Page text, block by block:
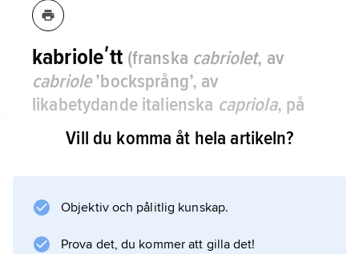
kabrioleʹtt (franska cabriolet, av
cabriole’bocksprång’, av
likabetydande italienska capriola, på
grund av fordonets fjädrande gång)
öppen bilkaross med uppfällbart tak, se
Vill du komma åt hela artikeln?
Objektiv och pålitlig kunskap.
Prova det, du kommer att gilla det!